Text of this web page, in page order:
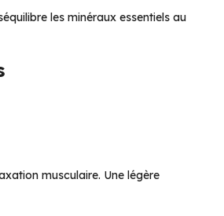
les minéraux essentiels au
musculaire. Une légère